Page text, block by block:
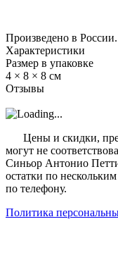
Произведено в России.
Характеристики
Размер в упаковке
4 × 8 × 8 см
Отзывы
Цены и скидки,
могут не
Синьор Антонио
остатки по
по телефону.
Политика